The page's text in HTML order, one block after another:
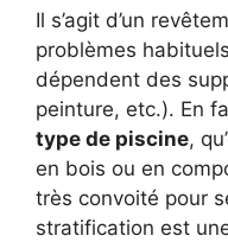
Il s’agit d’un
problèmes
dépendent des
peinture, etc.). En
type de piscine,
en bois ou en
très convoité pour
stratification est